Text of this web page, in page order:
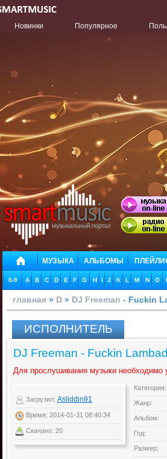
Новинки
Популярное
МУЗЫКА АЛЬБОМЫ
0-9 A B C D E F G H I J K L M N O
главная » D » DJ Freeman - Fuckin
ИСПОЛНИТЕЛЬ
DJ Freeman - Fuckin
Для прослушивания музыки необходимо
Загрузил: Asliddin91
Время: 2014-01-31 08:40:34
Скачано: 20
Категория:
Жанр:
Альбом:
Год:
Размер: